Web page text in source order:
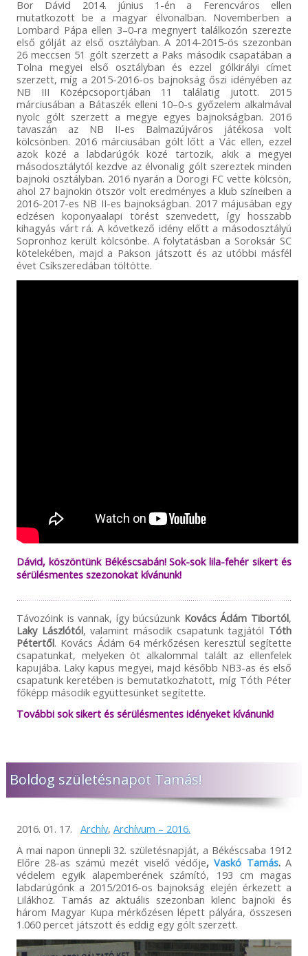
Bor Dávid 2014. június 1-én a Ferencváros ellen
mutatkozott be a magyar élvonalban. Novemberben a
Lombard Pápa ellen 3–0-ra megnyert találkozón szerezte
első gólját az első osztályban. A 2014-2015-ös szezonban
26 meccsen 51 gólt szerzett a Paks második csapatában a
Tolna megyei első osztályban és ezzel gólkirályi címet
szerzett, míg a 2015-2016-os bajnokság őszi idényében az
NB III Középcsoportjában 11 találatig jutott. 2015
márciusában a Bátaszék elleni 10–0-s győzelem alkalmával
nyolc gólt szerzett a megye egyes bajnokságban. 2016
tavaszán az NB II-es Balmazújváros játékosa volt
kölcsönben. 2016 márciusában gólt lőtt a Vác ellen, ezzel
azok közé a labdarúgók közé tartozik, akik a megyei
másodosztálytól kezdve az élvonalig gólt szereztek minden
bajnoki osztályban. 2016 nyarán a Dorogi FC vette kölcsön,
ahol 27 bajnokin ötször volt eredményes a klub színeiben a
2016-2017-es NB II-es bajnokságban. 2017 májusában egy
edzésen koponyaalapi törést szenvedett, így hosszabb
kihagyás várt rá. A következő idény előtt a másodosztályú
Sopronhoz került kölcsönbe. A folytatásban a Soroksár SC
kötelekében, majd a Pakson játszott és az utóbbi másfél
évet Csíkszeredában töltötte.
Dávid, köszöntünk Békéscsabán! Sok-sok lila-fehér sikert és
sérülésmentes szezonokat kívánunk!
Távozóink is vannak, így búcsúzunk Kovács Ádám Tibortól,
Laky Lászlótól, valamint második csapatunk tagjától Tóth
Pétertől. Kovács Ádám 64 mérkőzésen keresztül segítette
csapatunkat, melyeken öt alkalommal talált az ellenfelek
kapujába. Laky kapus megyei, majd később NB3-as és első
csapatunk keretében is bemutatkozhatott, míg Tóth Péter
főképp második együttesünket segítette.
További sok sikert és sérülésmentes idényeket kívánunk!
Boldog születésnapot Tamás!
2016. 01. 17. Archív, Archívum – 2016.
A mai napon ünnepli 32. születésnapját, a Békéscsaba 1912
Előre 28-as számú mezét viselő védője,Vaskó Tamás.A
védelem egyik alapemberének számító, 193 cm magas
labdarúgónk a 2015/2016-os bajnokság elején érkezett a
Lilákhoz. Tamás az aktuális szezonban kilenc bajnoki és
három Magyar Kupa mérkőzésen lépett pályára, összesen
1.060 percet játszott és eddig egy gólt szerzett.